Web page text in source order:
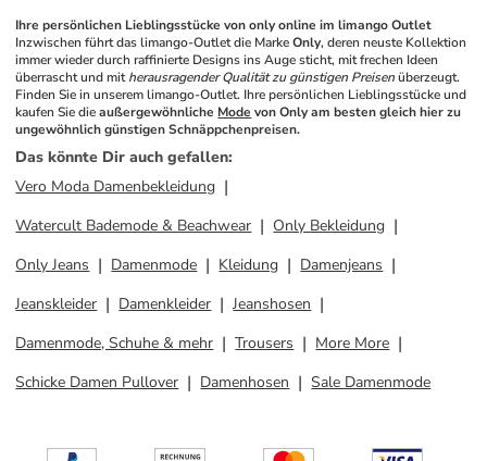
Ihre persönlichen Lieblingsstücke von only online im limango Outlet
Inzwischen führt das limango-Outlet die Marke Only, deren neuste Kollektion
immer wieder durch raffinierte Designs ins Auge sticht, mit frechen Ideen
überrascht und mit herausragender Qualität zu günstigen Preisen überzeugt.
Finden Sie in unserem limango-Outlet. Ihre persönlichen Lieblingsstücke und
kaufen Sie die außergewöhnliche Mode von Only am besten gleich hier zu
ungewöhnlich günstigen Schnäppchenpreisen.
Das könnte Dir auch gefallen:
Vero Moda Damenbekleidung
Watercult Bademode & Beachwear
Only Bekleidung
Only Jeans
Damenmode Kleidung
Damenjeans
Jeanskleider
Damenkleider
Jeanshosen
Damenmode, Schuhe & mehr
Trousers
More More
Schicke Damen Pullover
Damenhosen Sale Damenmode